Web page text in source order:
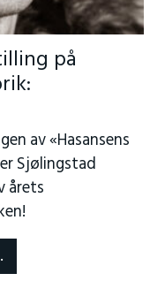
på
av «Hasansens
Sjølingstad
årets